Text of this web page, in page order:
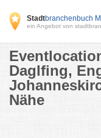
Stadtbranchenbuch
ein Angebot von
Daglfing,
Nähe